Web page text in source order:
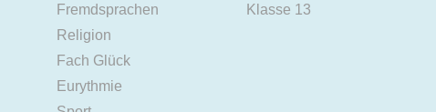
Fremdsprachen
Religion
Fach Glück
Eurythmie
Klasse 13